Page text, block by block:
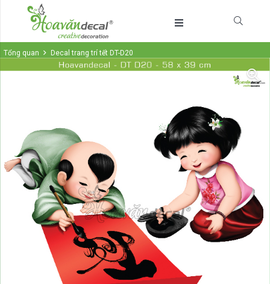
Tổng quan Decal trang trí tết DT-D20